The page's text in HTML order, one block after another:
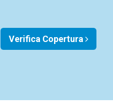
Verifica Copertura